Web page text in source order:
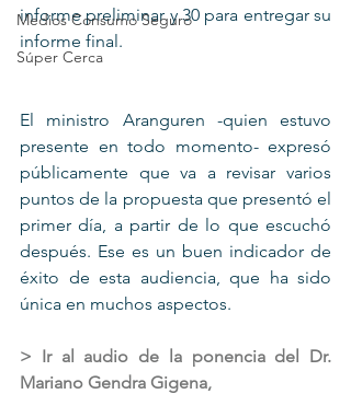
Medios Consumo Seguro
Súper Cerca
informe preliminar y 30 para entregar su
informe final.
El ministro Aranguren -quien estuvo
presente en todo momento- expresó
públicamente que va a revisar varios
puntos de la propuesta que presentó el
primer día, a partir de lo que escuchó
después. Ese es un buen indicador de
éxito de esta audiencia, que ha sido
única en muchos aspectos.
> Ir al audio de la ponencia del Dr.
Mariano Gendra Gigena,